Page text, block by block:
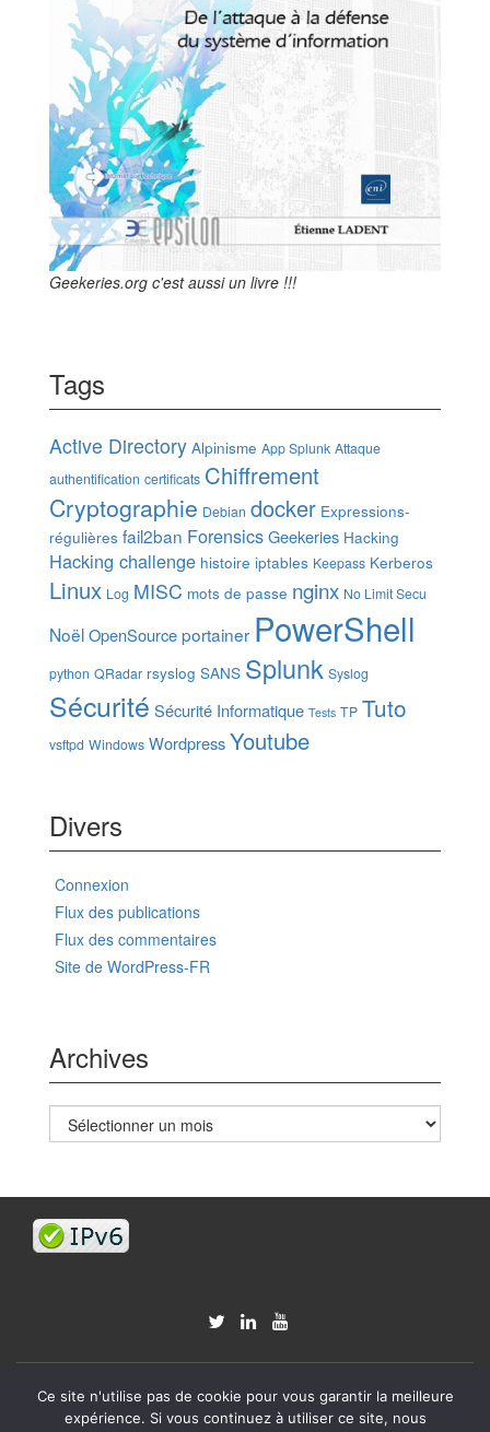
Geekeries.org c'est aussi un livre !!!
Tags
Active Directory Alpinisme App Splunk Attaque
authentification certificats Chiffrement
Cryptographie Debian docker Expressions-
régulières fail2ban ForensicsGeekeries Hacking
Hacking challenge histoire iptables Keepass Kerberos
Linux Log MISC mots de passe nginx No Limit Secu
NoëlOpenSourceportainer PowerShell
python QRadar rsyslog SANS Splunk Syslog
Sécurité Sécurité Informatique Tests TP Tuto
vsftpd Windows WordpressYoutube
Divers
Connexion
Flux des publications
Flux des commentaires
Site de WordPress-FR
Archives
Archives
© 2026G33Keries.org
Ce site n'utilise pas de cookie pour vous garantir la meilleure
expérience. Si vous continuez à utiliser ce site, nous